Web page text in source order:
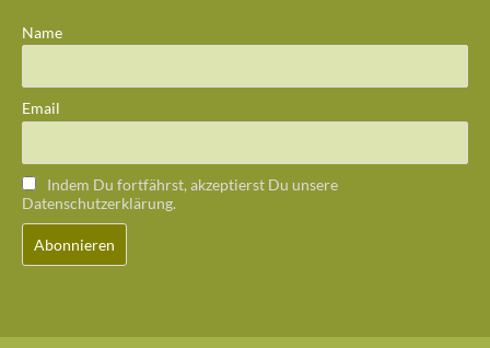
Name
Email
Indem Du fortfährst, akzeptierst Du unsere
Datenschutzerklärung.